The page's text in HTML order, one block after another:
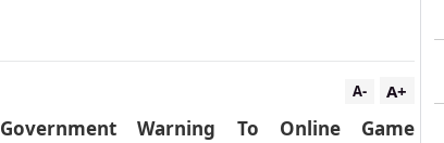
A+
A-
Government Warning To Online Game